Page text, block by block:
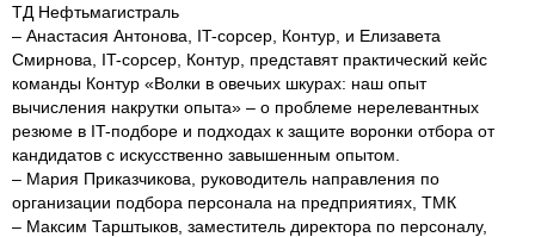
ТД Нефтьмагистраль
– Анастасия Антонова, IT-сорсер, Контур, и Елизавета
Смирнова, IT-сорсер, Контур, представят практический кейс
команды Контур «Волки в овечьих шкурах: наш опыт
вычисления накрутки опыта» – о проблеме нерелевантных
резюме в IT-подборе и подходах к защите воронки отбора от
кандидатов с искусственно завышенным опытом.
– Мария Приказчикова, руководитель направления по
организации подбора персонала на предприятиях, ТМК
– Максим Тарштыков, заместитель директора по персоналу,